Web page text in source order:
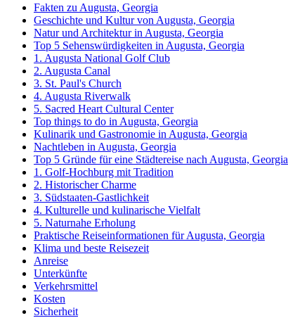
Fakten zu Augusta, Georgia
Geschichte und Kultur von Augusta, Georgia
Natur und Architektur in Augusta, Georgia
Top 5 Sehenswürdigkeiten in Augusta, Georgia
1. Augusta National Golf Club
2. Augusta Canal
3. St. Paul's Church
4. Augusta Riverwalk
5. Sacred Heart Cultural Center
Top things to do in Augusta, Georgia
Kulinarik und Gastronomie in Augusta, Georgia
Nachtleben in Augusta, Georgia
Top 5 Gründe für eine Städtereise nach Augusta, Georgia
1. Golf-Hochburg mit Tradition
2. Historischer Charme
3. Südstaaten-Gastlichkeit
4. Kulturelle und kulinarische Vielfalt
5. Naturnahe Erholung
Praktische Reiseinformationen für Augusta, Georgia
Klima und beste Reisezeit
Anreise
Unterkünfte
Verkehrsmittel
Kosten
Sicherheit